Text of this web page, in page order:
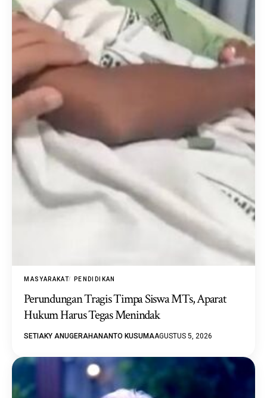
MASYARAKAT PENDIDIKAN
Perundungan Tragis Timpa Siswa MTs, Aparat
Hukum Harus Tegas Menindak
SETIAKY ANUGERAHANANTO KUSUMAAGUSTUS 5, 2026